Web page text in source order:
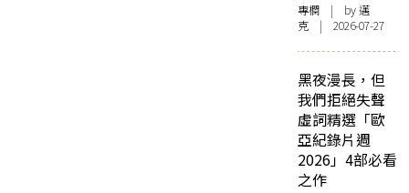
專欄 | by邁
克 | 2026-07-27
黑夜漫長，但
我們拒絕失聲
虛詞精選「歐
亞紀錄片週
2026」4部必看
之作